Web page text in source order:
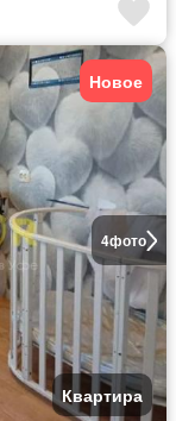
4фото
Новое
Квартира